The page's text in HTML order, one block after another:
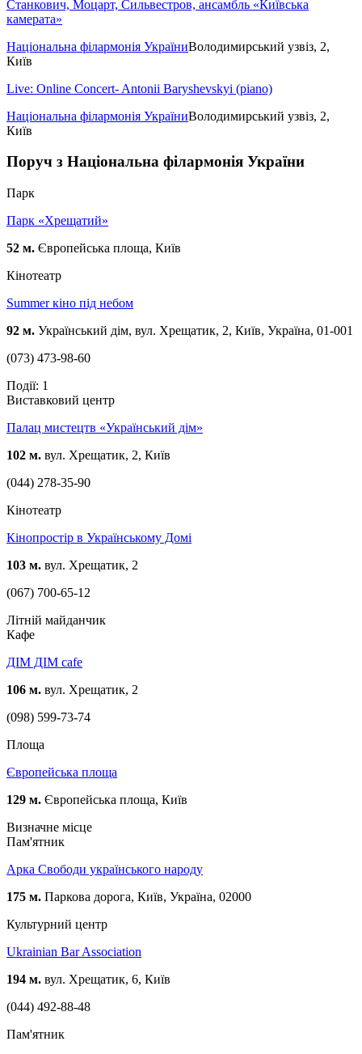
Станкович, Моцарт, Сильвестров, ансамбль «Київська
камерата»
Національна філармонія УкраїниВолодимирський узвіз, 2,
Київ
Live: Online Concert- Antonii Baryshevskyi (piano)
Національна філармонія УкраїниВолодимирський узвіз, 2,
Київ
Поруч з Національна філармонія України
Парк
Парк «Хрещатий»
52 м. Європейська площа, Київ
Кінотеатр
Summer кіно під небом
92 м. Український дім, вул. Хрещатик, 2, Київ, Україна, 01-001
(073) 473-98-60
Події: 1
Виставковий центр
Палац мистецтв «Український дім»
102 м. вул. Хрещатик, 2, Київ
(044) 278-35-90
Кінотеатр
Кінопростір в Українському Домі
103 м. вул. Хрещатик, 2
(067) 700-65-12
Літній майданчик
Кафе
ДІМ ДІМ cafe
106 м. вул. Хрещатик, 2
(098) 599-73-74
Площа
Європейська площа
129 м. Європейська площа, Київ
Визначне місце
Пам'ятник
Арка Свободи українського народу
175 м. Паркова дорога, Київ, Україна, 02000
Культурний центр
Ukrainian Bar Association
194 м. вул. Хрещатик, 6, Київ
(044) 492-88-48
Пам'ятник